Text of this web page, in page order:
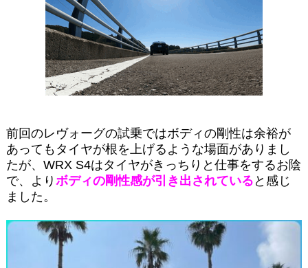
前回のレヴォーグの試乗ではボディの剛性は余裕が
あってもタイヤが根を上げるような場面がありまし
たが、WRX S4はタイヤがきっちりと仕事をするお陰
で、より ボディの剛性感が引き出されている と感じ
ました。